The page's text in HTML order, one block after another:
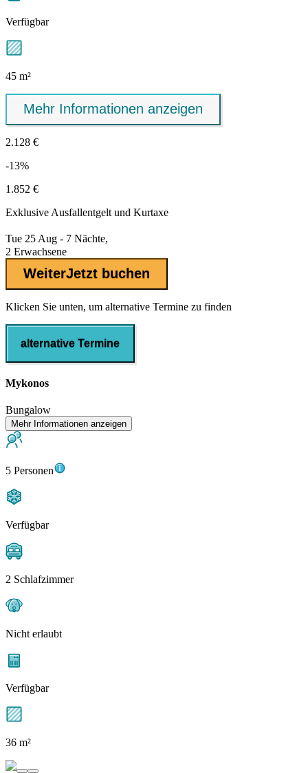
Verfügbar
45 m²
Mehr Informationen anzeigen
2.128 €
-13%
1.852 €
Exklusive Ausfallentgelt und Kurtaxe
Tue 25 Aug - 7 Nächte,
2 Erwachsene
WeiterJetzt buchen
Klicken Sie unten, um alternative Termine zu finden
alternative Termine
Mykonos
Bungalow
Mehr Informationen anzeigen
5 Personen
Verfügbar
2 Schlafzimmer
Nicht erlaubt
Verfügbar
36 m²